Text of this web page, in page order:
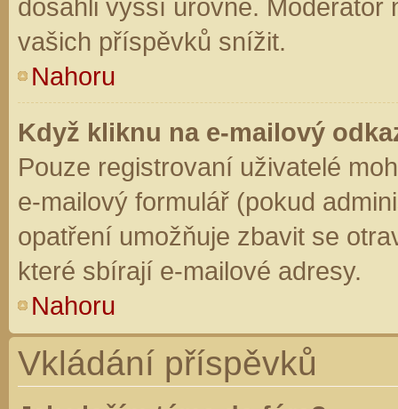
dosáhli vyšší úrovně. Moderátor
vašich příspěvků snížit.
Nahoru
Když kliknu na e-mailový
Pouze registrovaní uživatelé
e-mailový formulář (pokud
opatření umožňuje zbavit se
které sbírají e-mailové adresy.
Nahoru
Vkládání příspěvků